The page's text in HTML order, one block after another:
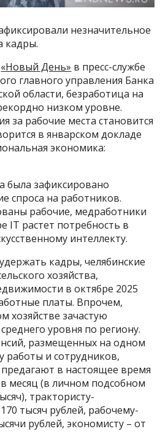
незначительное
кадры.
«Новый День» в пресс-службе
главного управления Банка
области, безработица на
низком уровне.
за рабочие места становится
в январском докладе
экономика:
была зафиксировано
спроса на работников.
рабочие, медработники
IТ растет потребность в
интеллекту.
кадры, челябинские
хозяйства,
в октябре 2025
платы. Впрочем,
хозяйстве зачастую
уровня по региону.
размещенных на одном
работы и сотрудников,
в настоящее время
месяц (в личном подсобном
трактористу-
тысяч рублей, рабочему-
рублей, экономисту – от